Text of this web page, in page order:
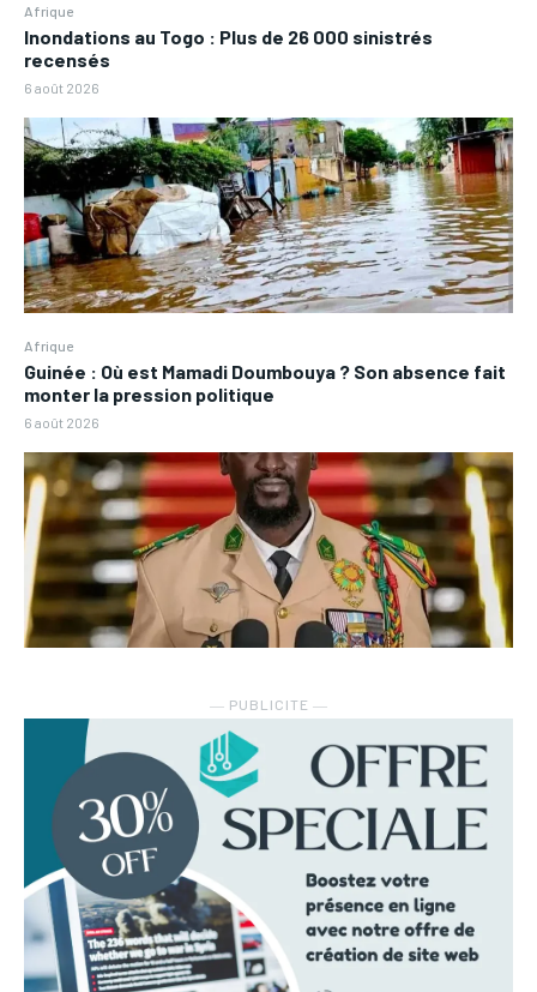
Afrique
Inondations au Togo : Plus de 26 000 sinistrés
recensés
6 août 2026
Afrique
Guinée : Où est Mamadi Doumbouya ? Son absence fait
monter la pression politique
6 août 2026
― PUBLICITE ―